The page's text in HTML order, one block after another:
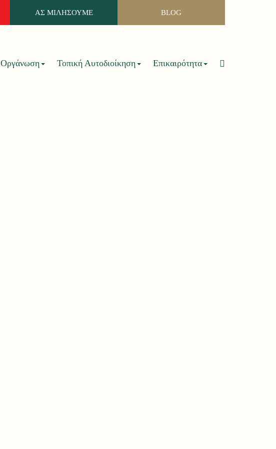
BLOG
ΑΣ ΜΙΛΗΣΟΥΜΕ
Οργάνωση Τοπική Αυτοδιοίκηση Επικαιρότητα